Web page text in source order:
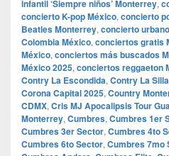
infantil ‘Siempre niños’ Monterrey,
concierto K-pop México, concierto
Beatles Monterrey, concierto
Colombia México, conciertos gratis
México, conciertos más buscados
México 2025, conciertos reggaeton
Contry La Escondida, Contry La Silla
Corona Capital 2025, Country
CDMX, Cris MJ Apocalipsis Tour
Monterrey, Cumbres, Cumbres 1er
Cumbres 3er Sector, Cumbres 4to
Cumbres 6to Sector, Cumbres 7mo